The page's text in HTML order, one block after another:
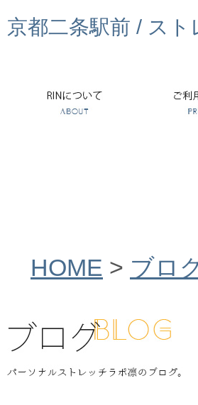
京都二条駅前 / ス
HOME > ブロ